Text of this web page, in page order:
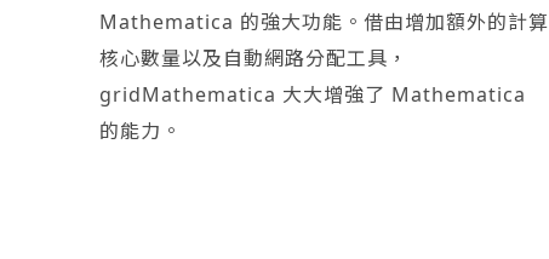
Mathematica 的強大功能。借由增加額外的計算
核心數量以及自動網路分配工具，
gridMathematica 大大增強了 Mathematica
的能力。